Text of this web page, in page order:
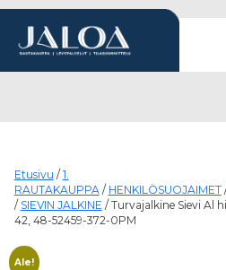
Päävalikko
Etusivu / 1.
RAUTAKAUPPA/ HENKILÖSUOJAIMET
/ SIEVIN JALKINE / Turvajalkine Sievi Al
42, 48-52459-372-0PM
Ale!